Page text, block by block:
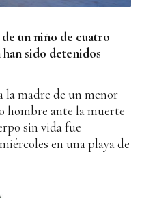
un niño de cuatro
sido detenidos
la madre de un menor
hombre ante la muerte
sin vida fue
en una playa de